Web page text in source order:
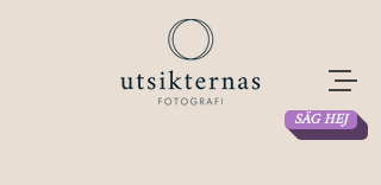
SÄG HEJ